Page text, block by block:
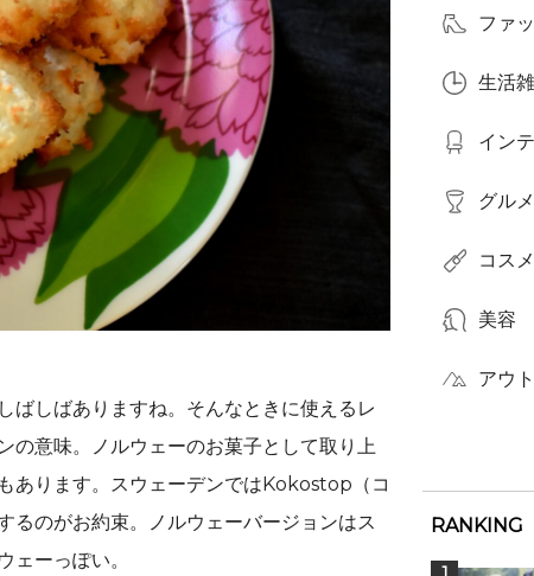
ばしばありますね。そんなときに使えるレ
意味。ノルウェーのお菓子として取り上
あります。スウェーデンではKokostop（コ
るのがお約束。ノルウェーバージョンはス
ェーっぽい。
ファ
生活
イン
グルメ
コスメ​
美容
アウ
RANKING